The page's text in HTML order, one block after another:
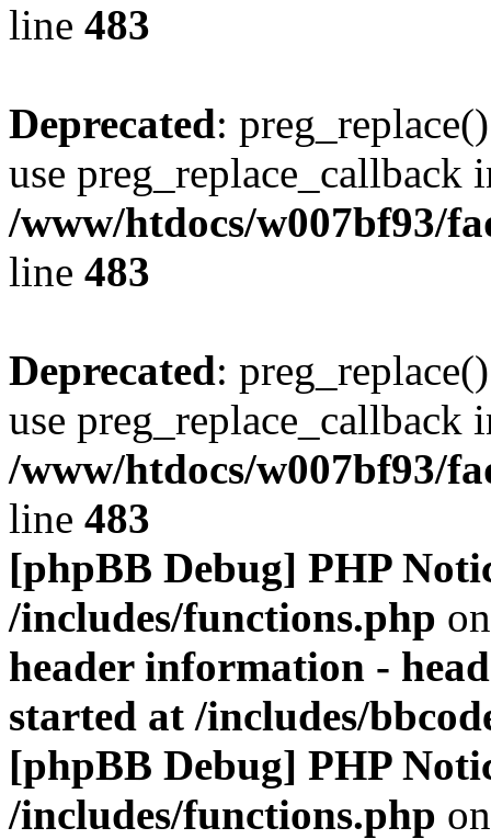
line 483
Deprecated:
use preg_replace_callback
/www/htdocs/w007bf93/
line 483
Deprecated:
use preg_replace_callback
/www/htdocs/w007bf93/
line 483
[phpBB Debug] PHP
/includes/functions.php
header information -
started at /includes/
[phpBB Debug] PHP
/includes/functions.php